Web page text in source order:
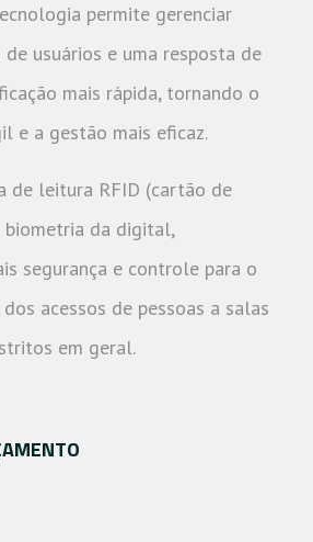
permite gerenciar
usuários e uma resposta de
mais rápida, tornando o
e a gestão mais eficaz.
de leitura RFID (cartão de
biometria da digital,
segurança e controle para o
acessos de pessoas a salas
em geral.